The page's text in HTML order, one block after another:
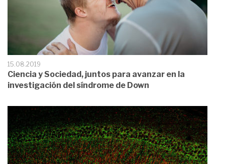
15.08.2019
Ciencia y Sociedad, juntos para avanzar en la
investigación del síndrome de Down